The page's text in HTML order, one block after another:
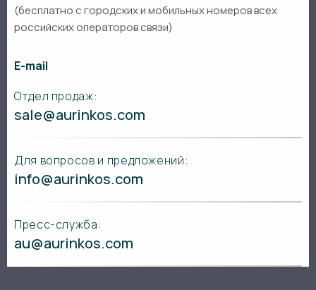
(бесплатно с городских и мобильных номеров всех
российских операторов связи)
E-mail
Отдел продаж:
sale@aurinkos.com
Для вопросов и предложений:
info@aurinkos.com
Пресс-служба:
au@aurinkos.com